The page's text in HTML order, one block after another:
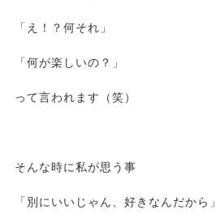
「え！？何それ」
「何が楽しいの？」
って言われます（笑）
そんな時に私が思う事
「別にいいじゃん、好きなんだから」